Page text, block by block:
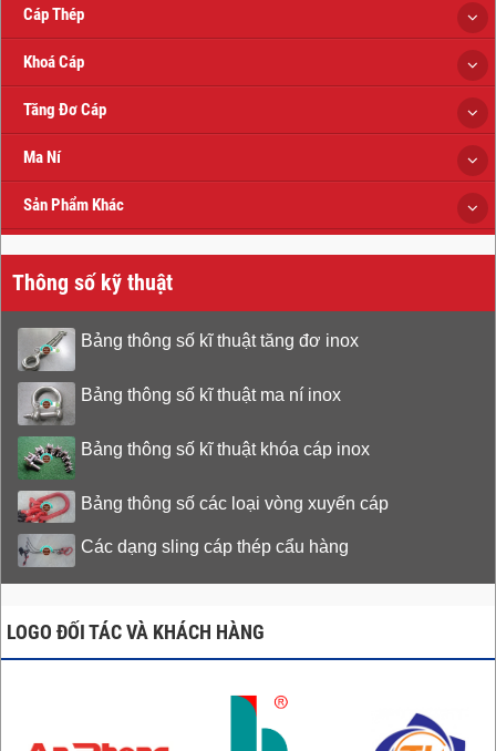
Cáp Thép
Khoá Cáp
Tăng Đơ Cáp
Ma Ní
Sản Phẩm Khác
Thông số kỹ thuật
Bảng thông số kĩ thuật tăng đơ inox
Bảng thông số kĩ thuật ma ní inox
Bảng thông số kĩ thuật khóa cáp inox
Bảng thông số các loại vòng xuyến cáp
Các dạng sling cáp thép cẩu hàng
LOGO ĐỐI TÁC VÀ KHÁCH HÀNG